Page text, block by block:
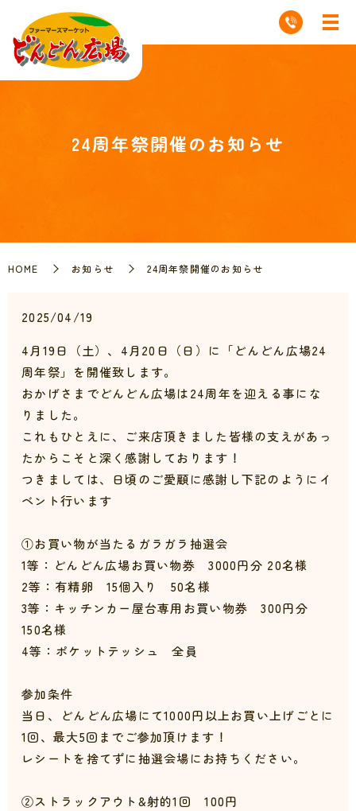
24周年祭開催のお知らせ
HOME お知らせ 24周年祭開催のお知らせ
2025/04/19
4月19日（土）、4月20日（日）に
「どんどん広場24
周年祭」を開催致します。
おかげさまでどんどん広場は24周年を迎える事に な
りました。
これもひとえに、ご来店頂きました皆様の支えがあっ
たからこそと深く感謝しております！
つきましては、日頃のご愛顧に感謝し下記のように イ
ベント行います
①お買い物が当たるガラガラ抽選会
1等：どんどん広場お買い物券 3000円分 20名様
2等：有精卵 15個入り 50名様
3等：キッチンカー 屋台専用お買い物券 300円分
150名様
4等：ポケットテッシュ 全員
参加条件
当日、どんどん広場にて1000円以上お買い上げごとに
1回、最大5回までご参加頂けます！
レシートを捨てずに抽選会場にお持ちください。
②ストラックアウト&射的1回 100円